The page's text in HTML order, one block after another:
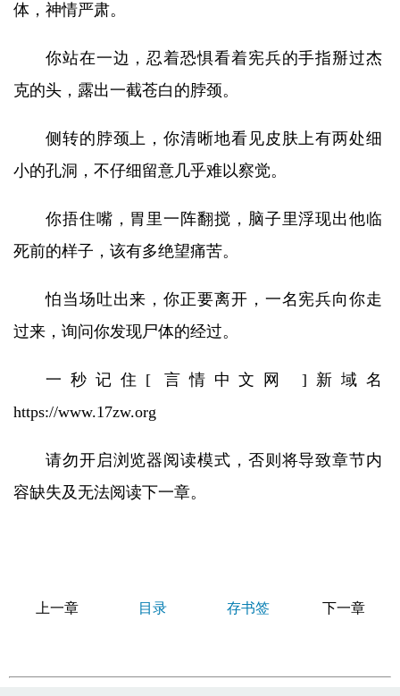
体，神情严肃。
你站在一边，忍着恐惧看着宪兵的手指掰过杰
克的头，露出一截苍白的脖颈。
侧转的脖颈上，你清晰地看见皮肤上有两处细
小的孔洞，不仔细留意几乎难以察觉。
你捂住嘴，胃里一阵翻搅，脑子里浮现出他临
死前的样子，该有多绝望痛苦。
怕当场吐出来，你正要离开，一名宪兵向你走
过来，询问你发现尸体的经过。
一秒记住[ 言情中文网 ]新域名
https://www.17zw.org
请勿开启浏览器阅读模式，否则将导致章节内
容缺失及无法阅读下一章。
上一章 目录 存书签 下一章